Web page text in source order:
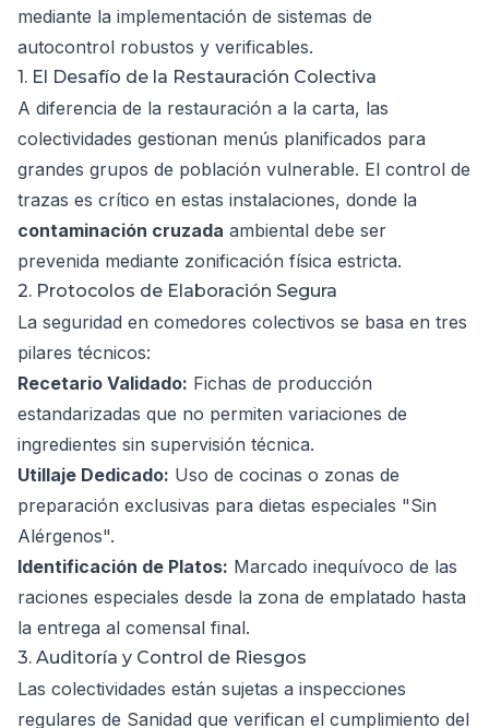
mediante la implementación de sistemas de
autocontrol robustos y verificables.
1. El Desafío de la Restauración Colectiva
A diferencia de la restauración a la carta, las
colectividades gestionan menús planificados para
grandes grupos de población vulnerable. El control de
trazas es crítico en estas instalaciones, donde la
contaminación cruzada ambiental debe ser
prevenida mediante zonificación física estricta.
2. Protocolos de Elaboración Segura
La seguridad en comedores colectivos se basa en tres
pilares técnicos:
Recetario Validado: Fichas de producción
estandarizadas que no permiten variaciones de
ingredientes sin supervisión técnica.
Utillaje Dedicado: Uso de cocinas o zonas de
preparación exclusivas para dietas especiales "Sin
Alérgenos".
Identificación de Platos: Marcado inequívoco de las
raciones especiales desde la zona de emplatado hasta
la entrega al comensal final.
3. Auditoría y Control de Riesgos
Las colectividades están sujetas a inspecciones
regulares de Sanidad que verifican el cumplimiento del